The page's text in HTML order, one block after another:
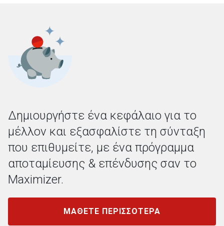
Δημιουργήστε ένα κεφάλαιο για το
μέλλον και εξασφαλίστε τη σύνταξη
που επιθυμείτε, με ένα πρόγραμμα
αποταμίευσης & επένδυσης σαν το
Maximizer.
ΜΑΘΕΤΕ ΠΕΡΙΣΣΟΤΕΡΑ